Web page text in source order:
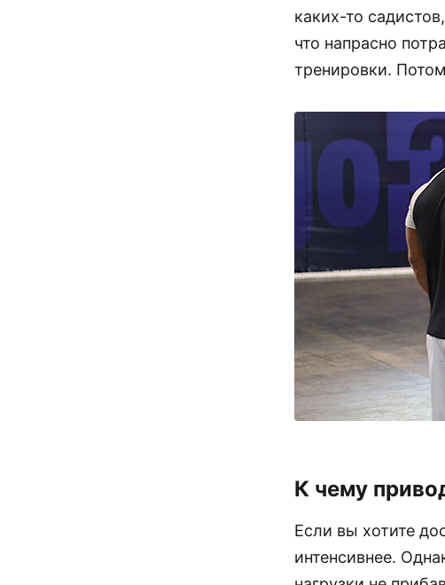
каких-то
что напрасно
тренировки.
К чему
Если вы хотите
интенсивнее.